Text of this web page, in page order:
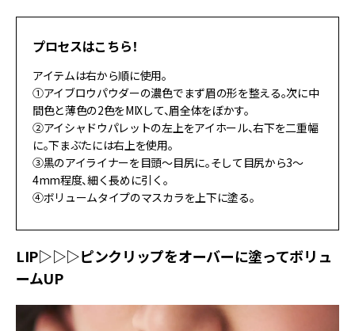
プロセスはこちら！
アイテムは右から順に使用。
①アイブロウパウダーの濃色でまず眉の形を整える。次に中
間色と薄色の2色をMIXして、眉全体をぼかす。
②アイシャドウパレットの左上をアイホール、右下を二重幅
に。下まぶたには右上を使用。
③黒のアイライナーを目頭〜目尻に。そして目尻から3〜
4mm程度、細く長めに引く。
④ボリュームタイプのマスカラを上下に塗る。
LIP▷▷▷ピンクリップをオーバーに塗ってボリュ
ームUP